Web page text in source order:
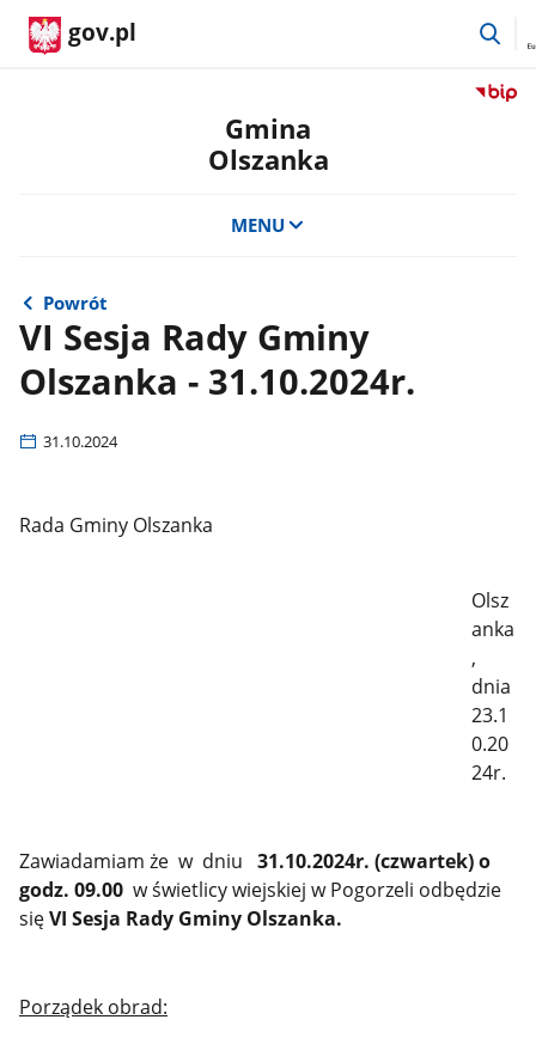
gov.pl
Przejdź
Gmina
Olszanka
MENU
Powrót
VI Sesja Rady Gminy
Olszanka - 31.10.2024r.
31.10.2024
Rada Gminy Olszanka
Olsz
anka
,
dnia
23.1
0.20
24r.
Zawiadamiam że w dniu 31.10.2024r. (czwartek) o
godz. 09.00w świetlicy wiejskiej w Pogorzeli odbędzie
sięVI Sesja Rady Gminy Olszanka.
Porządek obrad: